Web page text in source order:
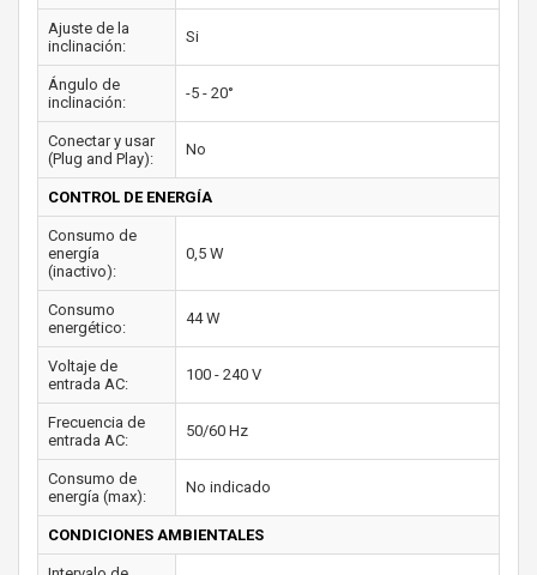
Ajuste de la
inclinación:
Si
Ángulo de
inclinación:
-5 - 20°
Conectar y usar
(Plug and Play):
No
CONTROL DE ENERGÍA
Consumo de
energía
(inactivo):
0,5 W
Consumo
energético:
44 W
Voltaje de
entrada AC:
100 - 240 V
Frecuencia de
entrada AC:
50/60 Hz
Consumo de
energía (max):
No indicado
CONDICIONES AMBIENTALES